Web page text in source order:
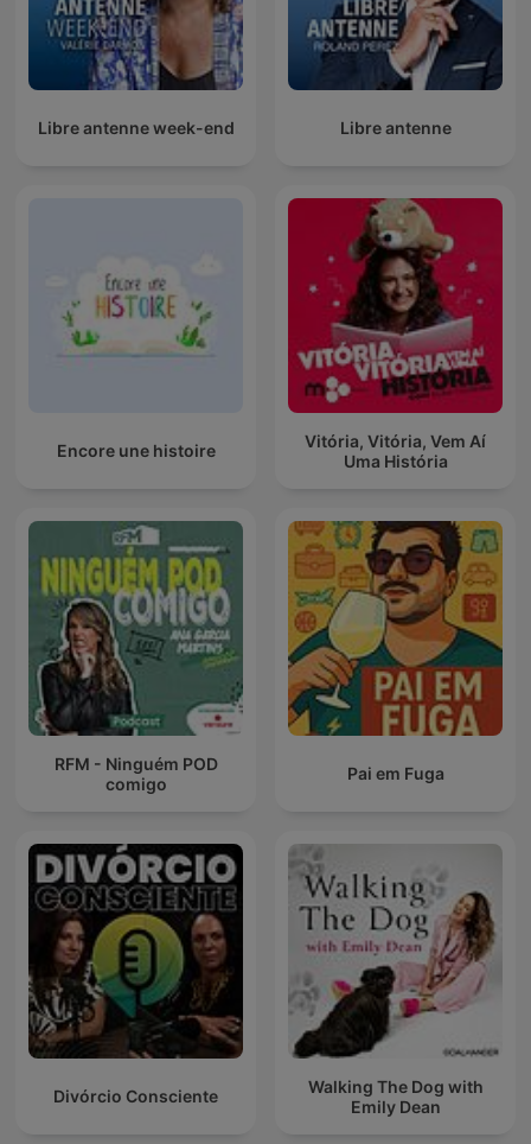
Libre antenne week-end Libre antenne
Encore une histoire
Vitória, Vitória, Vem Aí
Uma História
RFM - Ninguém POD
comigo
Pai em Fuga
Divórcio Consciente
Walking The Dog with
Emily Dean